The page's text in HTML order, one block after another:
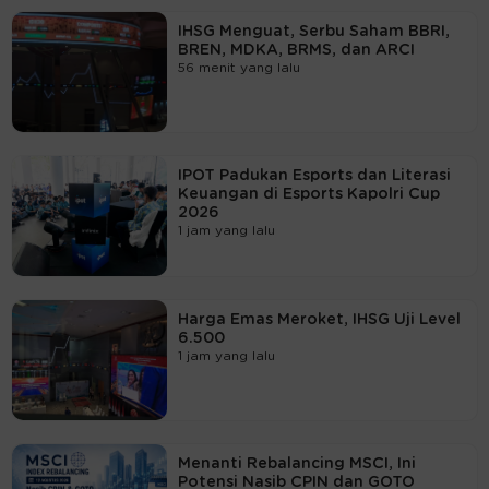
IHSG Menguat, Serbu Saham BBRI,
BREN, MDKA, BRMS, dan ARCI
56 menit yang lalu
IPOT Padukan Esports dan Literasi
Keuangan di Esports Kapolri Cup
2026
1 jam yang lalu
Harga Emas Meroket, IHSG Uji Level
6.500
1 jam yang lalu
Menanti Rebalancing MSCI, Ini
Potensi Nasib CPIN dan GOTO